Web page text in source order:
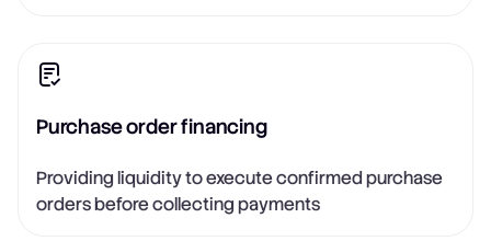
Purchase order financing
Providing liquidity to execute confirmed purchase
orders before collecting payments